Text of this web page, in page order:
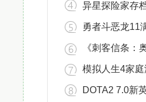
异星探险家存